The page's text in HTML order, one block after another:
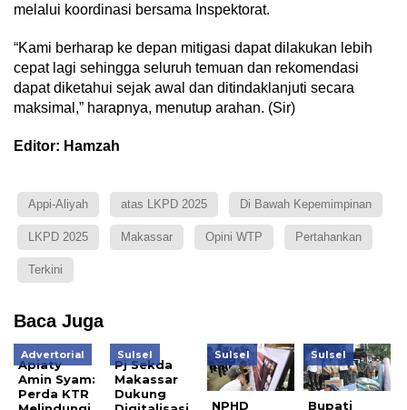
melalui koordinasi bersama Inspektorat.
“Kami berharap ke depan mitigasi dapat dilakukan lebih
cepat lagi sehingga seluruh temuan dan rekomendasi
dapat diketahui sejak awal dan ditindaklanjuti secara
maksimal,” harapnya, menutup arahan. (Sir)
Editor: Hamzah
Appi-Aliyah atas LKPD 2025 Di Bawah Kepemimpinan
LKPD 2025 Makassar Opini WTP Pertahankan
Terkini
Baca Juga
Advertorial
Apiaty
Amin Syam:
Perda KTR
Sulsel
Pj Sekda
Makassar
Dukung
Sulsel
NPHD
Sulsel
Bupati